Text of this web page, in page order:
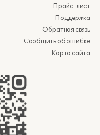
Прайс-лист
Поддержка
Обратная связь
Сообщить об ошибке
Карта сайта